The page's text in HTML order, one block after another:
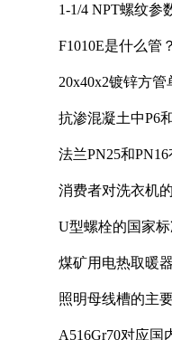
1-1/4 NPT螺纹参
F1010E是什么管
20x40x2镀锌方
抗渗混凝土中P6
法兰PN25和
消费者对洗衣机
U型螺栓的国家
煤矿用电热取暖
照明母线槽的主
A516Gr70对应国